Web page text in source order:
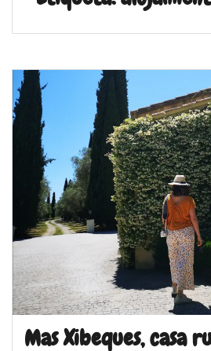
Mas Xibeques, casa